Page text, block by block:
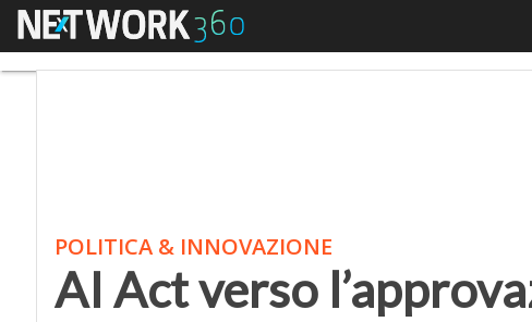
Menu
POLITICA & INNOVAZIONE
AI Act verso